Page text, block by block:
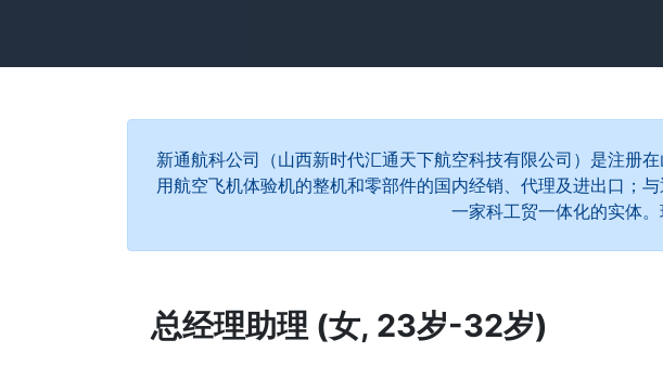
新通航科公司（山西新时代汇通天下航空科技有限公司）是注册
用航空飞机体验机的整机和零部件的国内经销、代理及进出口；
一家科工贸一体化的实体
总经理助理 (女, 23岁-32岁)